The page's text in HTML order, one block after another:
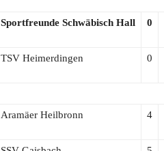
Sportfreunde Schwäbisch Hall 0
TSV Heimerdingen 0
Aramäer Heilbronn 4